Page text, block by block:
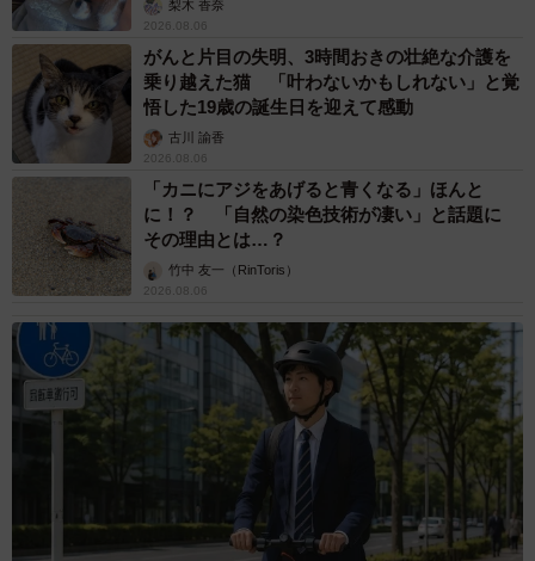
これまでに築いてきた人間関係から、どんな人となら合う
のかという肌感覚を思い出してみてください。人の印象は
出会って15秒で決まるとも言われますが、面接・面談の中
で自分と合致するかどうか感覚を大事にしてほしいと思っ
ています。そして、自分がその中でチャレンジしたいと思
えるかどうか、自分の気持ちを大切にしてもらいたいと思
います。
った、といったものはありますか
私も20代の時はがむしゃらに仕事をしていました。今でも
そうですが、おっちょこちょいな性格で、色々な失敗もし
てきましたし、自分って何だろうと悩むこともありまし
た。でも、不器用ながらに真摯に仕事に向き合い、逃げな
くてよかったと思っています。
梨木 香奈
2026.08.06
がんと片目の失明、3時間おきの壮絶な介護を
乗り越えた猫 「叶わないかもしれない」と覚
悟した19歳の誕生日を迎えて感動
古川 諭香
2026.08.06
「カニにアジをあげると青くなる」ほんと
に！？ 「自然の染色技術が凄い」と話題に
その理由とは…？
竹中 友一（RinToris）
2026.08.06